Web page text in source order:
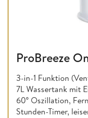
ProBreeze
3-in-1 Funktion
7L Wassertank mit
60° Oszillation,
Stunden-Timer,